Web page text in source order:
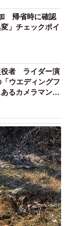
ています
たせいか、よ
こいいね』と
帰省時に確認
」チェックポイ
役者 ライダー演
ウエディングフ
るカメラマン求